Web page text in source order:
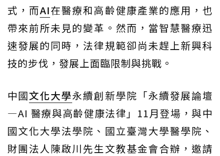
式，而AI在醫療和高齡健康產業的應用，也
帶來前所未見的變革。然而，當智慧醫療迅
速發展的同時，法律規範卻尚未趕上新興科
技的步伐，發展上面臨限制與挑戰。
中國文化大學永續創新學院「永續發展論壇
—AI 醫療與高齡健康法律」11月登場，與中
國文化大學法學院、國立臺灣大學醫學院、
財團法人陳啟川先生文教基金會合辦，邀請